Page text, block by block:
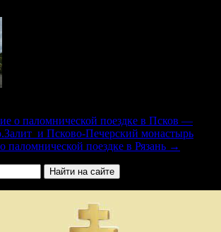
о паломнической поездке в Псков —
и Псково-Печерский монастырь
паломнической поездке в Рязань →